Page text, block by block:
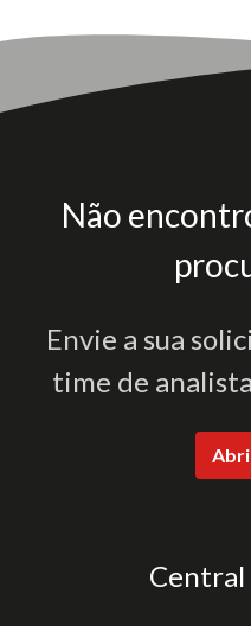
Não
Envie a sua
time de
Central